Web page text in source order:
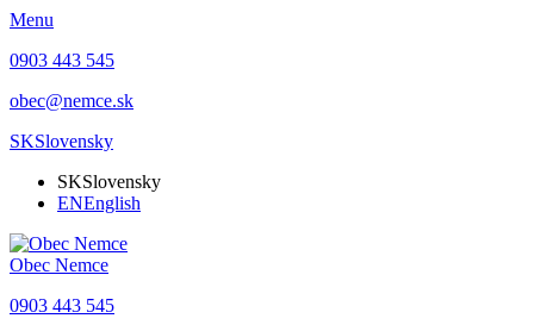
Menu
0903 443 545
obec@nemce.sk
SKSlovensky
SKSlovensky
ENEnglish
Obec Nemce
0903 443 545